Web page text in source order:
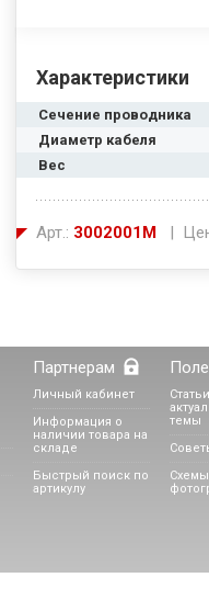
Характеристики
Сечение проводника
Диаметр кабеля
Вес
Арт.: 3002001М |
Партнерам
Личный кабинет
Информация о
наличии товара на
складе
Быстрый поиск по
артикулу
темы